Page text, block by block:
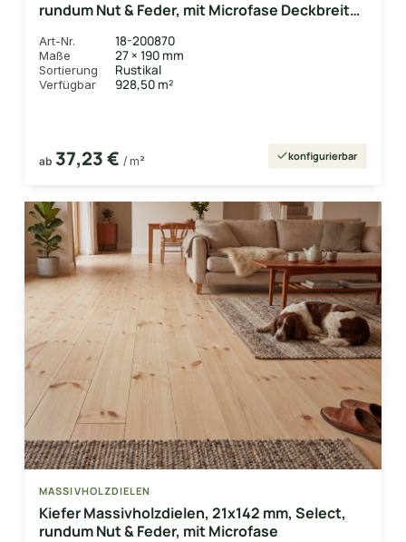
rundum Nut & Feder, mit Microfase Deckbreite
Art-Nr. 18-200870
Maße 27 × 190 mm
Sortierung Rustikal
Verfügbar 928,50 m²
ab 37,23 € / m² konfigurierbar
MASSIVHOLZDIELEN
Kiefer Massivholzdielen, 21x142 mm, Select,
rundum Nut & Feder, mit Microfase